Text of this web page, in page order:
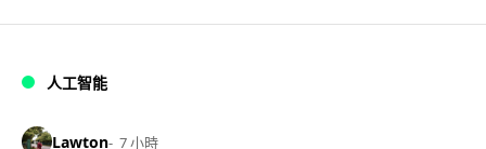
人工智能
Lawton 7 小時